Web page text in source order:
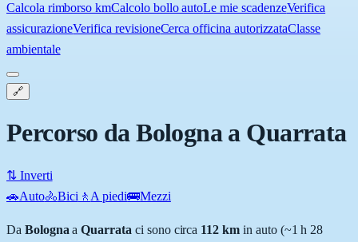
Calcola rimborso kmCalcolo bollo autoLe mie scadenzeVerifica
assicurazioneVerifica revisioneCerca officina autorizzataClasse
ambientale
🔗
Percorso da Bologna a Quarrata
⇅ Inverti
🚗Auto🚴Bici 🚶 A piedi🚌Mezzi
Da Bologna aQuarrata ci sono circa 112 km in auto (~1 h 28